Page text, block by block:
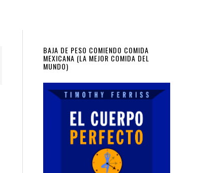
Primary
Sidebar
BAJA DE PESO COMIENDO COMIDA
MEXICANA (LA MEJOR COMIDA DEL
MUNDO)